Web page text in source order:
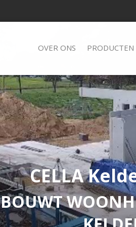
OVER ONS PRODUCTEN
CELLA